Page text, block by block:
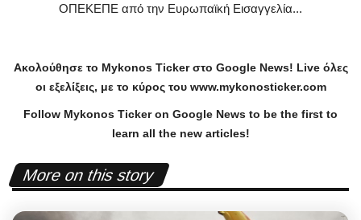
ΟΠΕΚΕΠΕ από την Ευρωπαϊκή Εισαγγελία...
Ακολούθησε το Mykonos Tickerστο Google News! Liveόλες
οι εξελίξεις, με το κύρος του www.mykonosticker.com
Follow Mykonos Ticker on Google News to be the first to
learn all the new articles!
More on this story